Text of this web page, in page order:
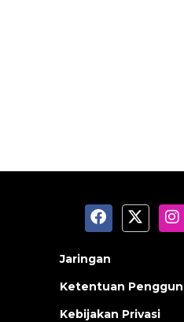
Jaringan
Ketentuan
Kebijakan Privasi